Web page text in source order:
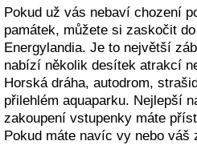
Pokud už vás nebaví chození
památek, můžete si zaskočit
Energylandia. Je to největší
nabízí několik desítek atrakcí
Horská dráha, autodrom,
přilehlém aquaparku. Nejlepší
zakoupení vstupenky máte
Pokud máte navíc vy nebo váš